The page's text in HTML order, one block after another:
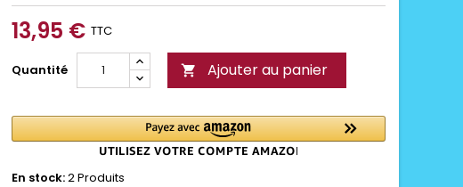
13,95 € TTC
Quantité  Ajouter au panier
En stock:2 Produits